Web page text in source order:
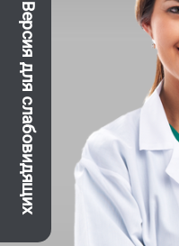
Версия для слабовидящих